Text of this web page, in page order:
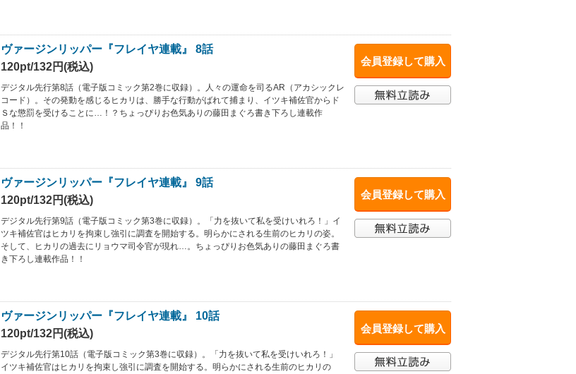
会員登録して購入
ヴァージンリッパー『フレイヤ連載』 8話
120pt/132円(税込)
デジタル先行第8話（電子版コミック第2巻に収録）。人々の運命を司るAR（アカシックレ
コード）。その発動を感じるヒカリは、勝手な行動がばれて捕まり、イツキ補佐官からド
Ｓな懲罰を受けることに…！？ちょっぴりお色気ありの藤田まぐろ書き下ろし連載作
品！！
会員登録して購入
ヴァージンリッパー『フレイヤ連載』 9話
120pt/132円(税込)
デジタル先行第9話（電子版コミック第3巻に収録）。「力を抜いて私を受けいれろ！」イ
ツキ補佐官はヒカリを拘束し強引に調査を開始する。明らかにされる生前のヒカリの姿。
そして、ヒカリの過去にリョウマ司令官が現れ…。ちょっぴりお色気ありの藤田まぐろ書
き下ろし連載作品！！
会員登録して購入
ヴァージンリッパー『フレイヤ連載』 10話
120pt/132円(税込)
デジタル先行第10話（電子版コミック第3巻に収録）。「力を抜いて私を受けいれろ！」
イツキ補佐官はヒカリを拘束し強引に調査を開始する。明らかにされる生前のヒカリの